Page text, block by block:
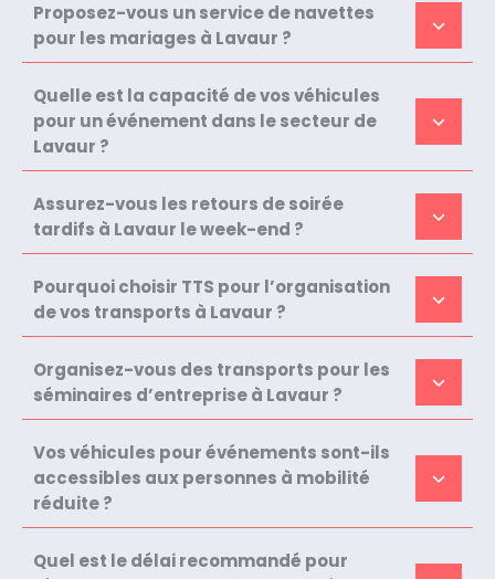
Proposez-vous un service de navettes
pour les mariages à Lavaur ?
Quelle est la capacité de vos véhicules
pour un événement dans le secteur de
Lavaur ?
Assurez-vous les retours de soirée
tardifs à Lavaur le week-end ?
Pourquoi choisir TTS pour l’organisation
de vos transports à Lavaur ?
Organisez-vous des transports pour les
séminaires d’entreprise à Lavaur ?
Vos véhicules pour événements sont-ils
accessibles aux personnes à mobilité
réduite ?
Quel est le délai recommandé pour